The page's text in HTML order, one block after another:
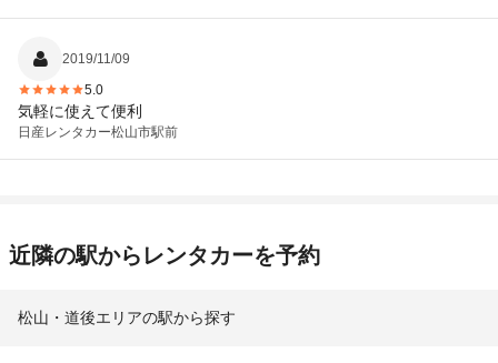
2019/11/09
5.0
気軽に使えて便利
日産レンタカー松山市駅前
近隣の駅からレンタカーを予約
松山・道後エリアの駅から探す